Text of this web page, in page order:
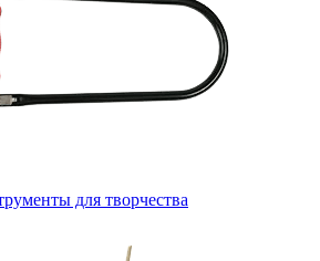
для творчества